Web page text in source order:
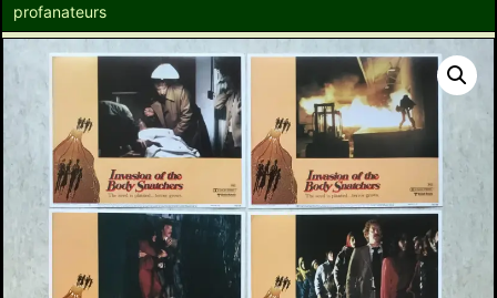
profanateurs